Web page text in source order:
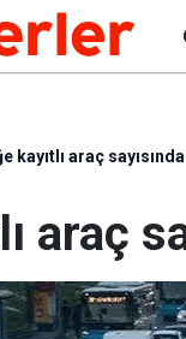
kayıtlı araç
araç